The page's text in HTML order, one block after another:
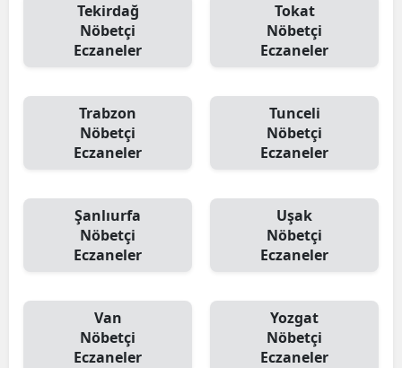
Tekirdağ
Nöbetçi
Eczaneler
Tokat
Nöbetçi
Eczaneler
Trabzon
Nöbetçi
Eczaneler
Tunceli
Nöbetçi
Eczaneler
Şanlıurfa
Nöbetçi
Eczaneler
Uşak
Nöbetçi
Eczaneler
Van
Nöbetçi
Eczaneler
Yozgat
Nöbetçi
Eczaneler